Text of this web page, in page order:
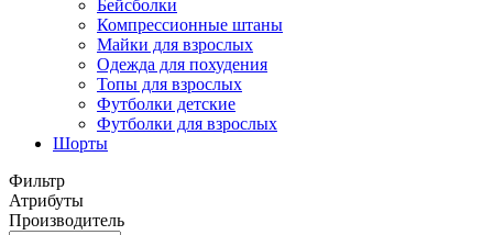
Бейсболки
Компрессионные штаны
Майки для взрослых
Одежда для похудения
Топы для взрослых
Футболки детские
Футболки для взрослых
Шорты
Фильтр
Атрибуты
Производитель